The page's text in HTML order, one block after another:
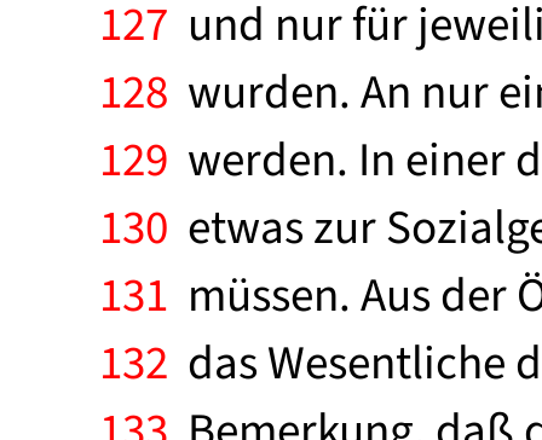
127 und nur für
128 wurden. An nur
129 werden. In einer
130 etwas zur
131 müssen. Aus der
132 das Wesentliche